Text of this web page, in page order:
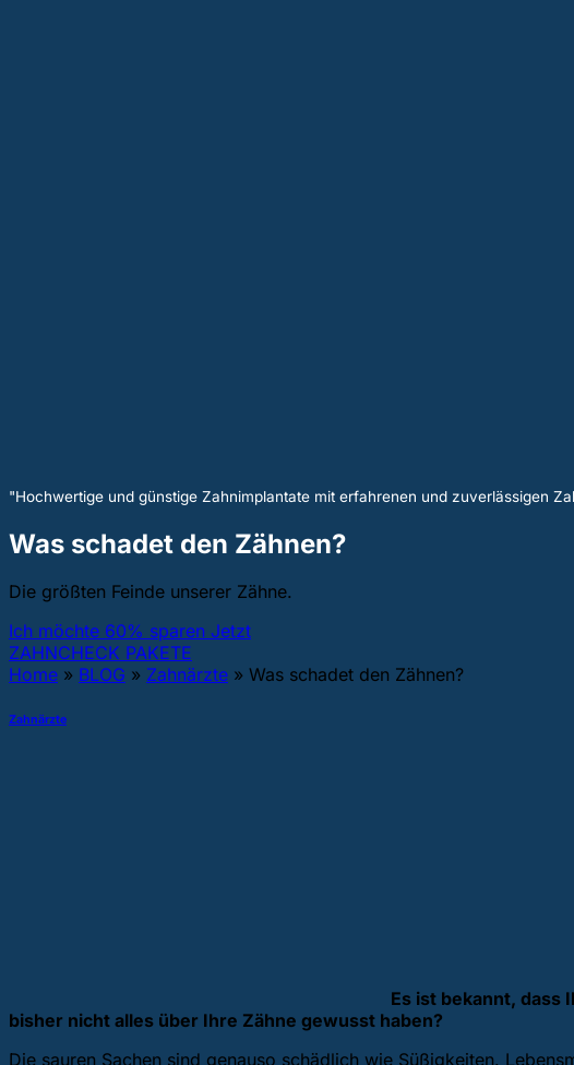
"Hochwertige und günstige Zahnimplantate mit erfahrenen und zuverlässigen
Was schadet den Zähnen?
Die größten Feinde unserer Zähne.
Ich möchte 60% sparen Jetzt
ZAHNCHECK PAKETE
Home » BLOG » Zahnärzte » Was schadet den Zähnen?
Zahnärzte
Es ist bekannt, dass
bisher nicht alles über Ihre Zähne gewusst haben?
Die sauren Sachen sind genauso schädlich wie Süßigkeiten.